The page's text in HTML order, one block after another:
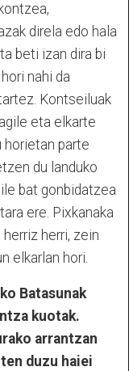
direla edo hala
beti izan dira bi
nahi da
Kontseiluak
eta elkarte
horietan parte
du landuko
bat gonbidatzea
ere. Pixkanaka
herri, zein
elkarlan hori.
Batasunak
kuotak.
arrantzan
duzu haiei